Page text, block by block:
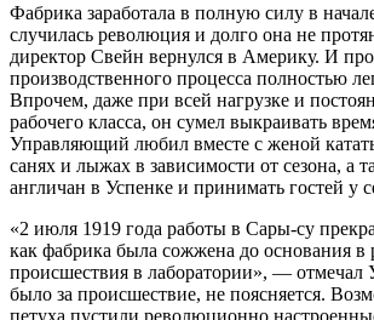
Фабрика заработала в полную силу в
случилась революция и долго она не
директор Свейн вернулся в Америку. И
производственного процесса полностью
Впрочем, даже при всей нагрузке и
рабочего класса, он сумел выкраивать
Управляющий любил вместе с женой
санях и лыжах в зависимости от сезона, а
англичан в Успенке и принимать гостей у
«2 июля 1919 года работы в Сары-су
как фабрика была сожжена до основания в
происшествия в лаборатории», — отмечал
было за происшествие, не поясняется.
петуха пустили революционно